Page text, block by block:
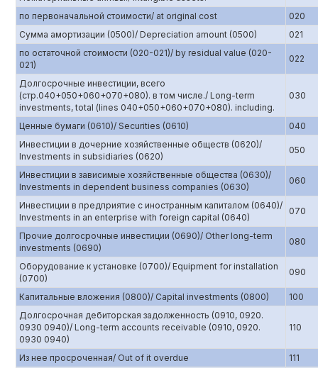
по первоначальной стоимости/ at original cost
020
Сумма амортизации (0500)/ Depreciation amount (0500)
021
по остаточной стоимости (020-021)/ by residual value (020-
021)
022
Долгосрочные инвестиции, всего
(стр.040+050+060+070+080). в том числе./ Long-term
investments, total (lines 040+050+060+070+080). including.
030
Ценные бумаги (0610)/ Securities (0610)
040
Инвестиции в дочерние хозяйственные обществ (0620)/
Investments in subsidiaries (0620)
050
Инвестиции в зависимые хозяйственные общества (0630)/
Investments in dependent business companies (0630)
060
Инвестиции в предприятие с иностранным капиталом (0640)/
Investments in an enterprise with foreign capital (0640)
070
Прочие долгосрочные инвестиции (0690)/ Other long-term
investments (0690)
080
Оборудование к установке (0700)/ Equipment for installation
(0700)
090
Капитальные вложения (0800)/ Capital investments (0800)
100
Долгосрочная дебиторская задолженность (0910, 0920.
0930 0940)/ Long-term accounts receivable (0910, 0920.
0930 0940)
110
Из нее просроченная/ Out of it overdue
111